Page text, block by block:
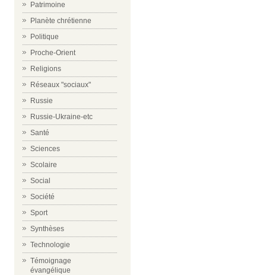
Patrimoine
Planète chrétienne
Politique
Proche-Orient
Religions
Réseaux "sociaux"
Russie
Russie-Ukraine-etc
Santé
Sciences
Scolaire
Social
Société
Sport
Synthèses
Technologie
Témoignage
évangélique